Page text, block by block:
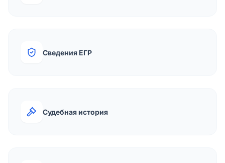
Сведения ЕГР
Судебная история